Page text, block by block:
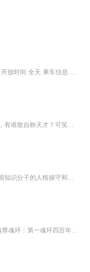
地址辽宁省葫芦岛兴城市兴海南路5段 票价描述 海滨免费开放，里面的游乐设施另外收费。 开放时间 全天 乘车信息 乘坐火车到达兴城市，在兴城火车站前乘坐1路公交车到海滨浴场下即可。 音频来源于链景旅行
江尘，转生在一个被人欺凌的诸侯少爷身上，从此踏上轰杀各种天才的逆袭之路。在他面前，有谁敢自称天才？可笑，没有哪个天才比天帝之子更懂天。天才？顺我者天，逆我者渣！
多卷本长篇小说《野葫芦引》以抗日战争时期西南联合大学的生活为背景，生动地刻画了中国知识分子的人格操守和情感世界，深刻而细腻地展现他们对亲人朋友的大善、对祖国民族的大爱、对入侵之敌的大恨、对亡国之祸的大痛。作品的结构严谨合度、语言优雅蕴藉...
前三十六章，主角的基本数据姓名：王小风年龄：13岁零3个月武魂：青葫芦等级：三十级魂尊魂环：第一魂环四百年史莱姆第二魂环六百年千钧蚁第三魂环一千八百年重甲蛮牛魂技：第一魂技，减伤35基础减伤20，每多一个魂环增加5第二魂技，增幅60力量和60攻击力...